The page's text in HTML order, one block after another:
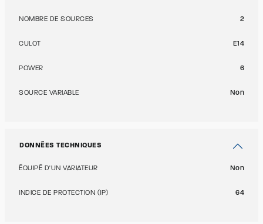
NOMBRE DE SOURCES 2
CULOT E14
POWER 6
SOURCE VARIABLE Non
DONNÉES TECHNIQUES
ÉQUIPÉ D'UN VARIATEUR Non
INDICE DE PROTECTION (IP) 64